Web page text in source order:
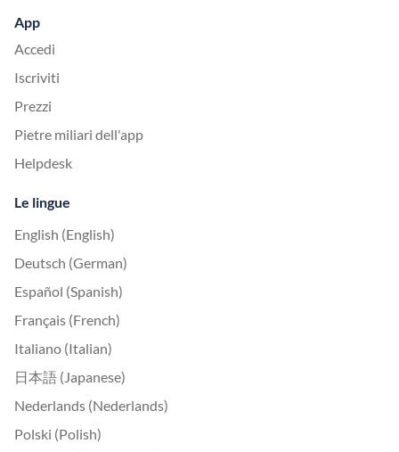
App
Accedi
Iscriviti
Prezzi
Pietre miliari dell'app
Helpdesk
Le lingue
English (English)
Deutsch (German)
Español (Spanish)
Français (French)
Italiano (Italian)
日本語 (Japanese)
Nederlands (Nederlands)
Polski (Polish)